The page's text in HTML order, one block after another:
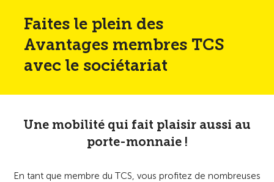
Faites le plein des
Avantages membres TCS
avec le sociétariat
Une mobilité qui fait plaisir aussi au
porte-monnaie !
En tant que membre du TCS, vous profitez de nombreuses